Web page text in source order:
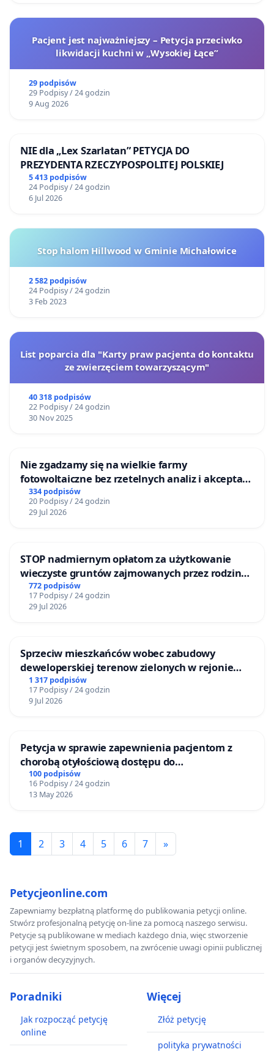
Pacjent jest najważniejszy – Petycja przeciwko
likwidacji kuchni w „Wysokiej Łące”
29 podpisów
29 Podpisy / 24 godzin
9 Aug 2026
NIE dla „Lex Szarlatan” PETYCJA DO
PREZYDENTA RZECZYPOSPOLITEJ POLSKIEJ
5 413 podpisów
24 Podpisy / 24 godzin
6 Jul 2026
Stop halom Hillwood w Gminie Michałowice
2 582 podpisów
24 Podpisy / 24 godzin
3 Feb 2023
List poparcia dla "Karty praw pacjenta do kontaktu
ze zwierzęciem towarzyszącym"
40 318 podpisów
22 Podpisy / 24 godzin
30 Nov 2025
Nie zgadzamy się na wielkie farmy
fotowoltaiczne bez rzetelnych analiz i akceptacji
mieszkańców
334 podpisów
20 Podpisy / 24 godzin
29 Jul 2026
STOP nadmiernym opłatom za użytkowanie
wieczyste gruntów zajmowanych przez rodzinne
ogrody działkowe.
772 podpisów
17 Podpisy / 24 godzin
29 Jul 2026
Sprzeciw mieszkańców wobec zabudowy
deweloperskiej terenow zielonych w rejonie
Bulwarów Straceńskich w Bielsku-Białej
1 317 podpisów
17 Podpisy / 24 godzin
9 Jul 2026
Petycja w sprawie zapewnienia pacjentom z
chorobą otyłościową dostępu do
kompleksowego leczenia oraz programów
profilaktycznych.
100 podpisów
16 Podpisy / 24 godzin
13 May 2026
1 2 3 4 5 6 7 »
Petycjeonline.com
Zapewniamy bezpłatną platformę do publikowania petycji online.
Stwórz profesjonalną petycję on-line za pomocą naszego serwisu.
Petycje są publikowane w mediach każdego dnia, więc stworzenie
petycji jest świetnym sposobem, na zwrócenie uwagi opinii publicznej
i organów decyzyjnych.
Poradniki
Jak rozpocząć petycję
online
Więcej
Złóż petycję
polityka prywatności